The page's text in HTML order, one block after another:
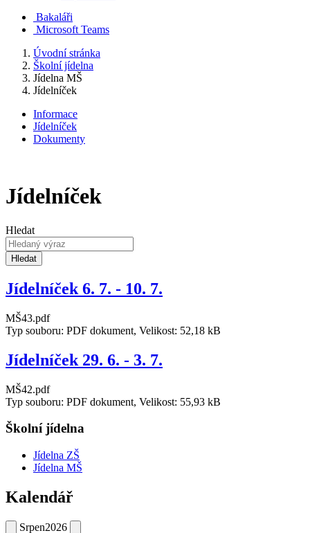
Bakaláři
Microsoft Teams
Úvodní stránka
Školní jídelna
Jídelna MŠ
Jídelníček
Informace
Jídelníček
Dokumenty
Jídelníček
Hledat
Hledat
Jídelníček 6. 7. - 10. 7.
MŠ43.pdf
Typ souboru: PDF dokument, Velikost: 52,18 kB
Jídelníček 29. 6. - 3. 7.
MŠ42.pdf
Typ souboru: PDF dokument, Velikost: 55,93 kB
Školní jídelna
Jídelna ZŠ
Jídelna MŠ
Kalendář
Srpen2026